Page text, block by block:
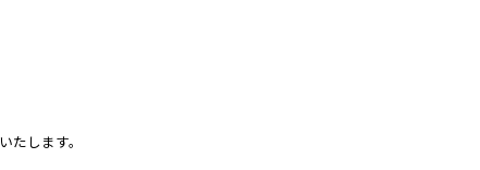
します。